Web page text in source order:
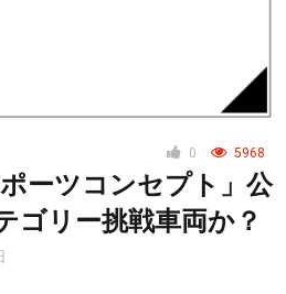
0 5968
ポーツコンセプト」公
ゴリー挑戦車両か？